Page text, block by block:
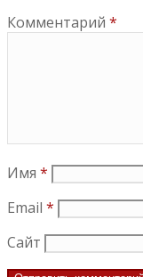
Комментарий *
Имя *
Email *
Сайт